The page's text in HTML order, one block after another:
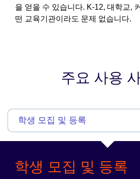
을 얻을 수 있습니다. K-12, 대학교,
떤 교육기관이라도 문제 없습니다.
주요 사용
학생 모집 및 등록